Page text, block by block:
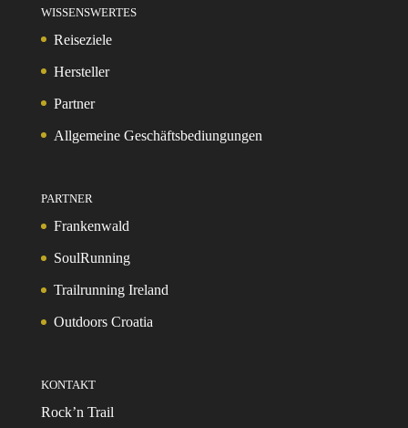
WISSENSWERTES
Reiseziele
Hersteller
Partner
Allgemeine Geschäftsbediungungen
PARTNER
Frankenwald
SoulRunning
Trailrunning Ireland
Outdoors Croatia
KONTAKT
Rock’n Trail